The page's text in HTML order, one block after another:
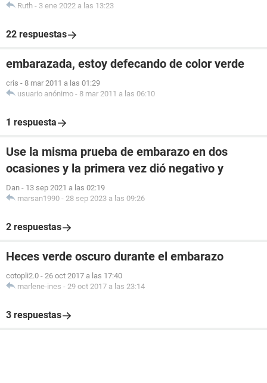
Ruth - 3 ene 2022 a las 13:23
22 respuestas
embarazada, estoy defecando de color verde
cris - 8 mar 2011 a las 01:29
usuario anónimo - 8 mar 2011 a las 06:10
1 respuesta
Use la misma prueba de embarazo en dos
ocasiones y la primera vez dió negativo y
Dan - 13 sep 2021 a las 02:19
marsan1990 - 28 sep 2023 a las 09:26
2 respuestas
Heces verde oscuro durante el embarazo
cotopli2.0 - 26 oct 2017 a las 17:40
marlene-ines - 29 oct 2017 a las 23:14
3 respuestas